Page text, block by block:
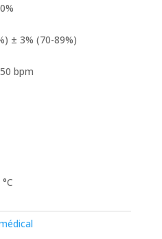
± 3% (70-89%)
bpm